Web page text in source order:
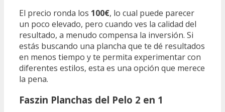
El precio ronda los 100€, lo cual puede parecer
un poco elevado, pero cuando ves la calidad del
resultado, a menudo compensa la inversión. Si
estás buscando una plancha que te dé resultados
en menos tiempo y te permita experimentar con
diferentes estilos, esta es una opción que merece
la pena.
Faszin Planchas del Pelo 2 en 1